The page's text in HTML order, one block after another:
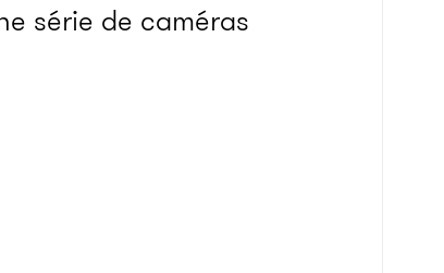
série de caméras